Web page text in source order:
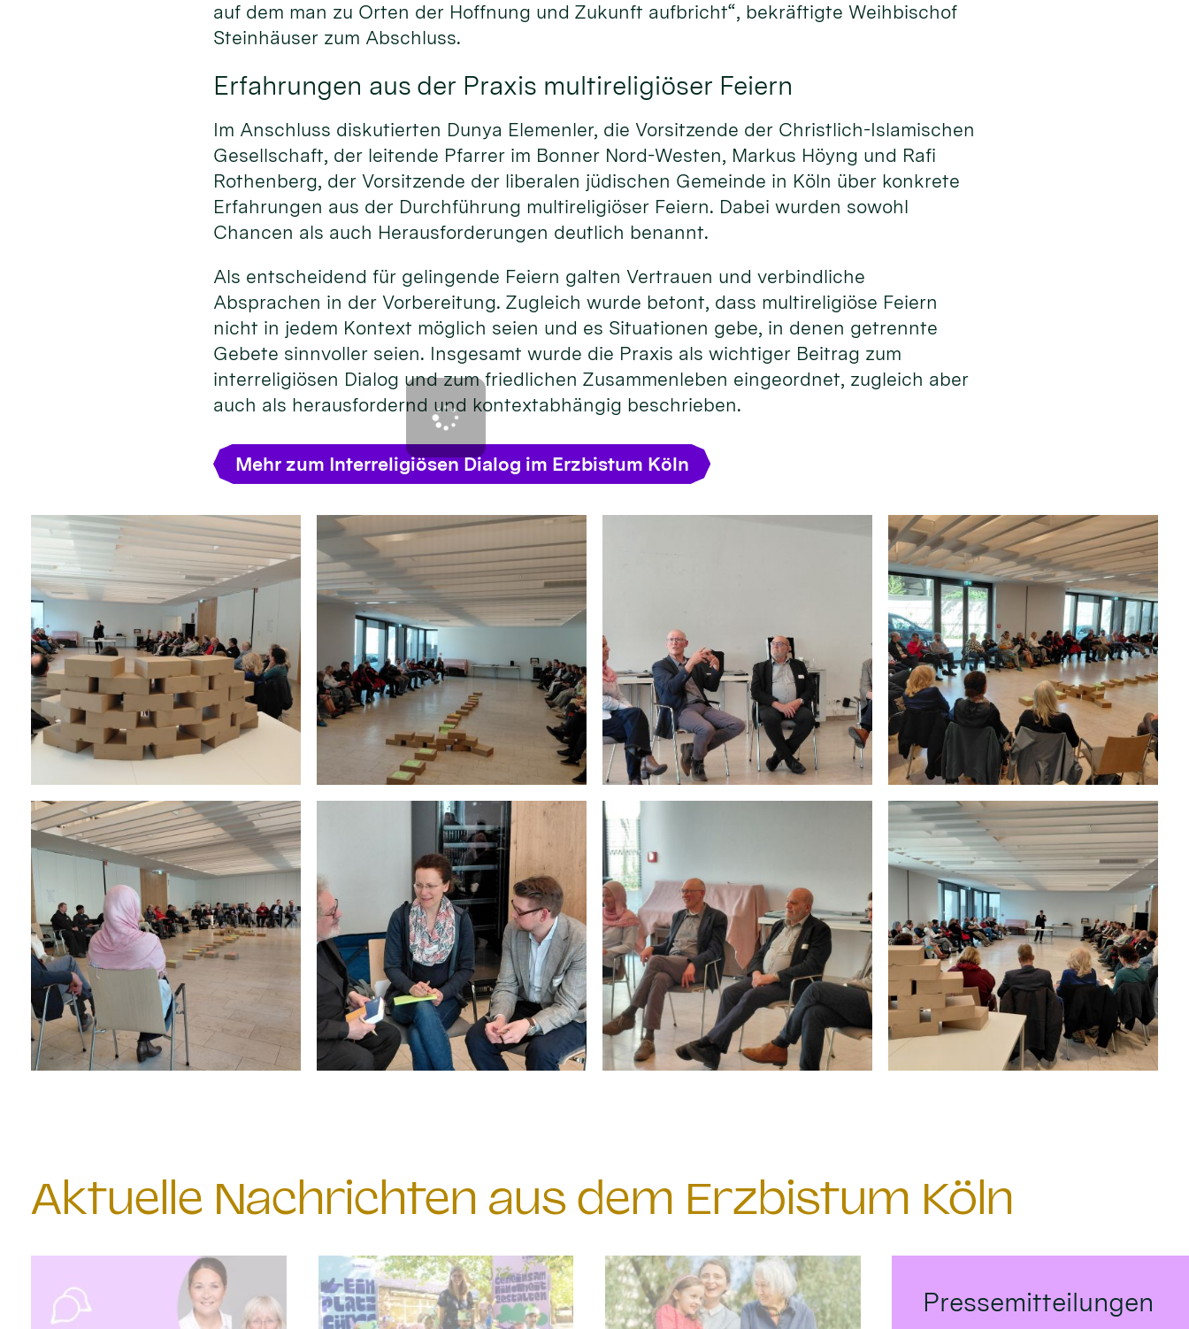
auf dem man zu Orten der Hoffnung und Zukunft aufbricht“, bekräftigte Weihbischof
Steinhäuser zum Abschluss.
Erfahrungen aus der Praxis multireligiöser Feiern
Im Anschluss diskutierten Dunya Elemenler, die Vorsitzende der Christlich-Islamischen
Gesellschaft, der leitende Pfarrer im Bonner Nord-Westen, Markus Höyng und Rafi
Rothenberg, der Vorsitzende der liberalen jüdischen Gemeinde in Köln über konkrete
Erfahrungen aus der Durchführung multireligiöser Feiern. Dabei wurden sowohl
Chancen als auch Herausforderungen deutlich benannt.
Als entscheidend für gelingende Feiern galten Vertrauen und verbindliche
Absprachen in der Vorbereitung. Zugleich wurde betont, dass multireligiöse Feiern
nicht in jedem Kontext möglich seien und es Situationen gebe, in denen getrennte
Gebete sinnvoller seien. Insgesamt wurde die Praxis als wichtiger Beitrag zum
interreligiösen Dialog und zum friedlichen Zusammenleben eingeordnet, zugleich aber
auch als herausfordernd und kontextabhängig beschrieben.
Mehr zum Interreligiösen Dialog im Erzbistum Köln
Aktuelle Nachrichten aus dem Erzbistum Köln
Pressemitteilungen